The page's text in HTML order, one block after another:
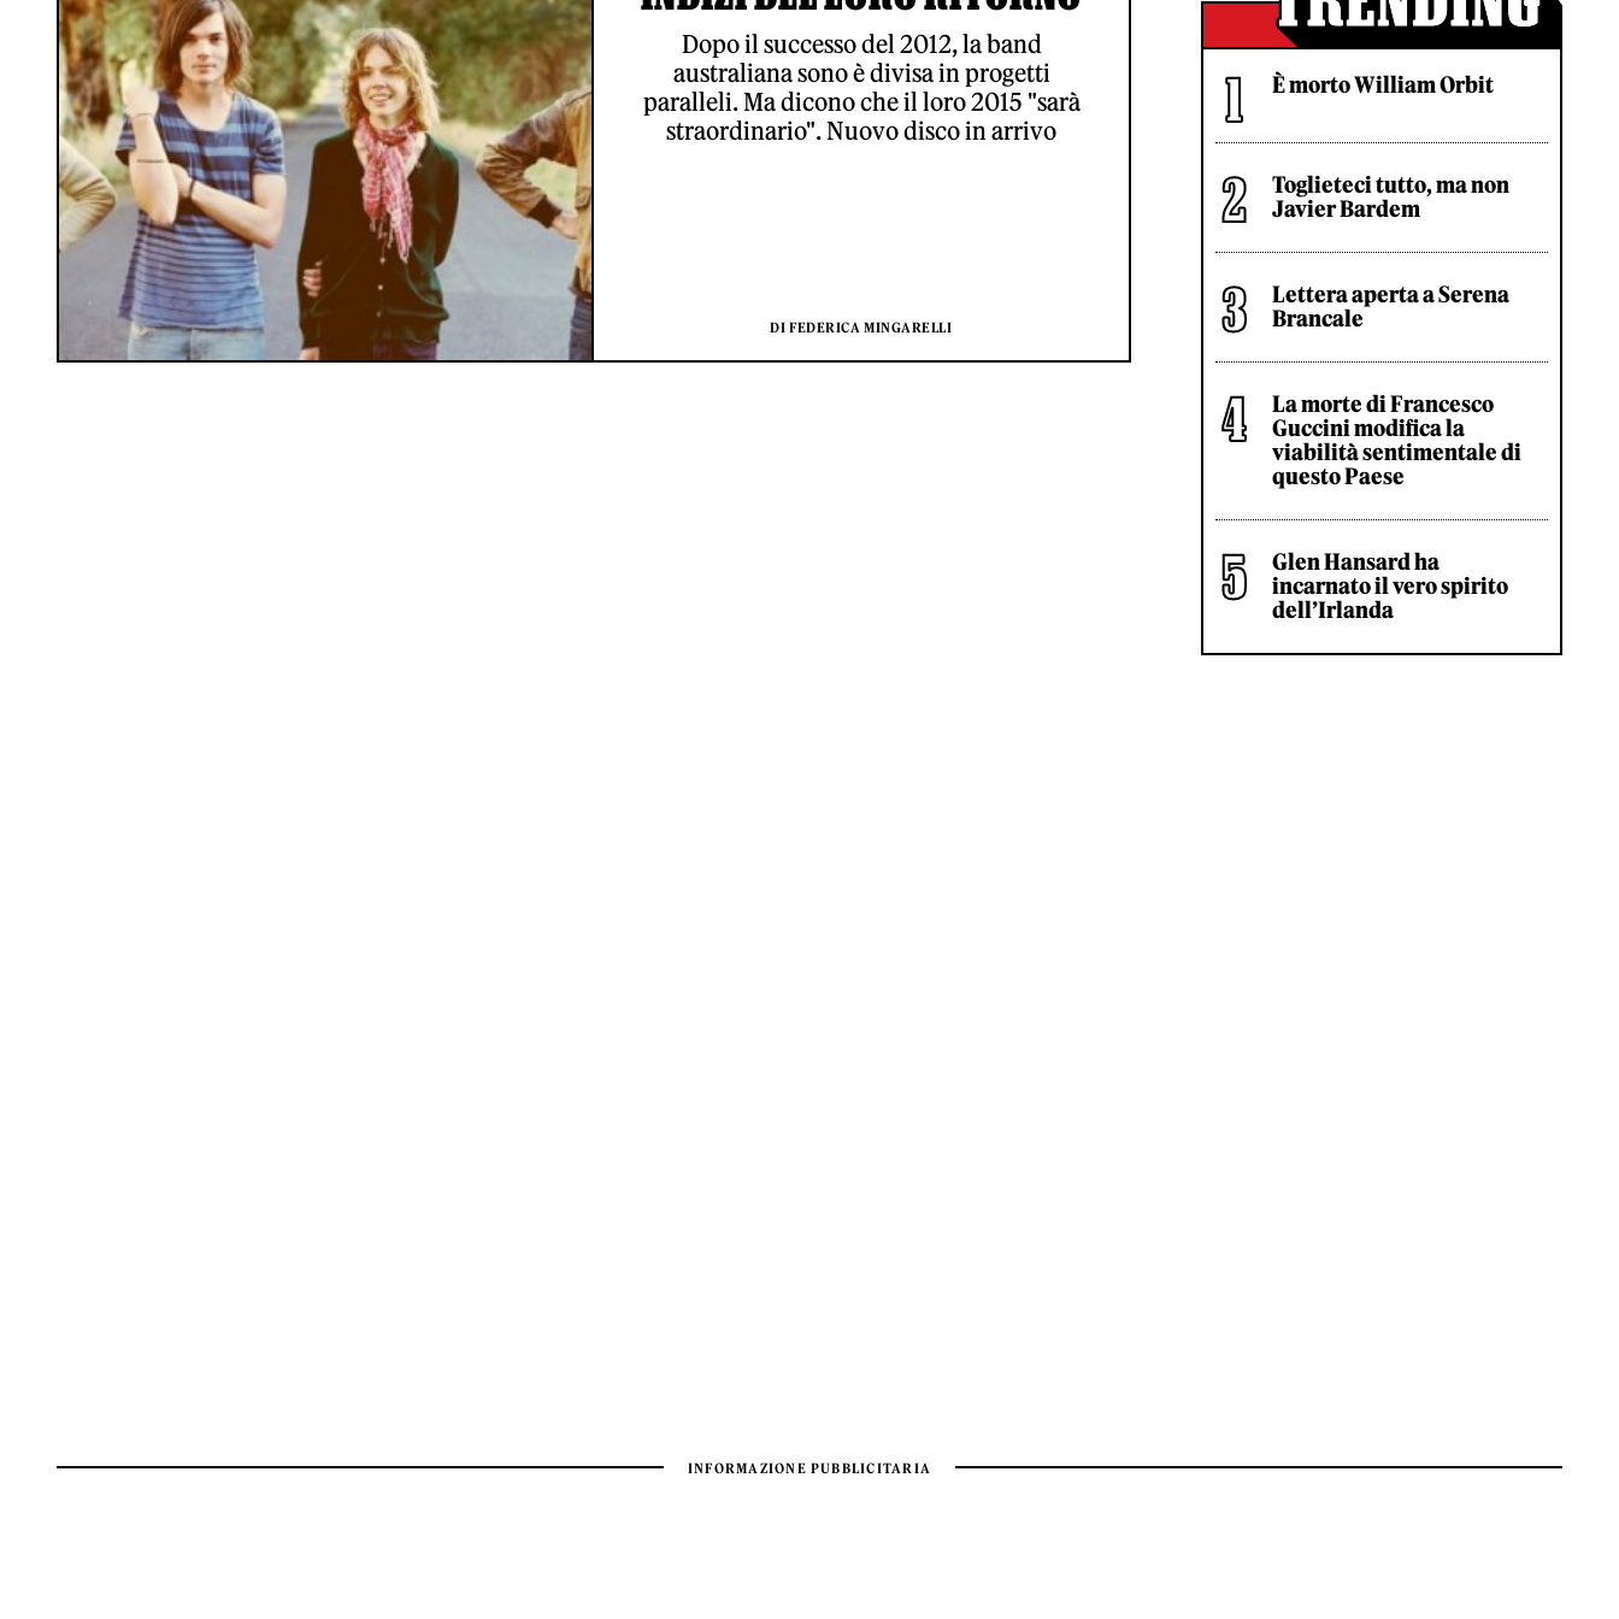
Dopo il successo del 2012, la band
australiana sono è divisa in progetti
paralleli. Ma dicono che il loro 2015 "sarà
straordinario". Nuovo disco in arrivo
DI FEDERICA MINGARELLI
È morto William Orbit
Toglieteci tutto, ma non
Javier Bardem
Lettera aperta a Serena
Brancale
La morte di Francesco
Guccini modifica la
viabilità sentimentale di
questo Paese
Glen Hansard ha
incarnato il vero spirito
dell’Irlanda